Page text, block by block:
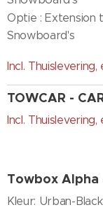
Optie : Extension
Snowboard's
Incl.
TOWCAR -
Incl.
Towbox
Kleur: Urban-Black